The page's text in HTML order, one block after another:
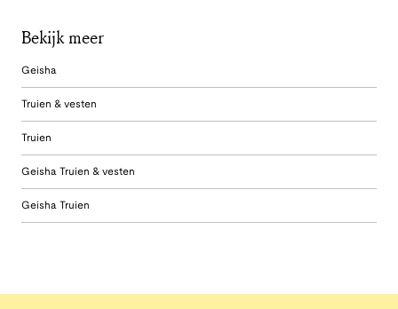
Bekijk meer
Geisha
Truien & vesten
Truien
Geisha Truien & vesten
Geisha Truien